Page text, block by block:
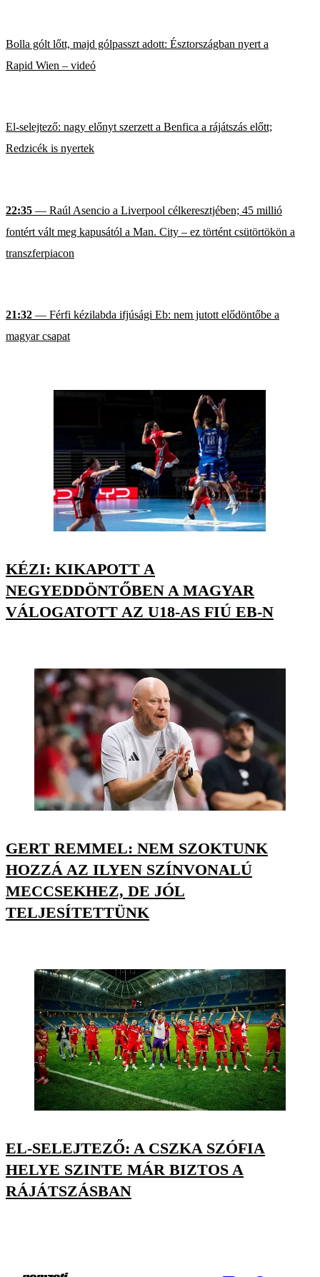
Bolla gólt lőtt, majd gólpasszt adott: Észtországban nyert a
Rapid Wien – videó
El-selejtező: nagy előnyt szerzett a Benfica a rájátszás előtt;
Redzicék is nyertek
22:35 — Raúl Asencio a Liverpool célkeresztjében; 45 millió
fontért vált meg kapusától a Man. City – ez történt csütörtökön a
transzferpiacon
21:32 — Férfi kézilabda ifjúsági Eb: nem jutott elődöntőbe a
magyar csapat
KÉZI: KIKAPOTT A
NEGYEDDÖNTŐBEN A MAGYAR
VÁLOGATOTT AZ U18-AS FIÚ EB-N
GERT REMMEL: NEM SZOKTUNK
HOZZÁ AZ ILYEN SZÍNVONALÚ
MECCSEKHEZ, DE JÓL
TELJESÍTETTÜNK
EL-SELEJTEZŐ: A CSZKA SZÓFIA
HELYE SZINTE MÁR BIZTOS A
RÁJÁTSZÁSBAN